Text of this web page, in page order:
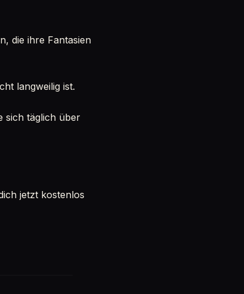
die ihre Fantasien
langweilig ist.
sich täglich über
jetzt kostenlos